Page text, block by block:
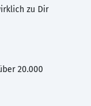
zu Dir
20.000